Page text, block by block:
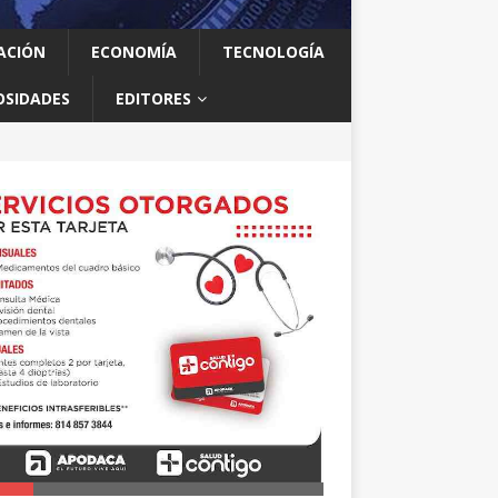
ECONOMÍA TECNOLOGÍA
EDITORES